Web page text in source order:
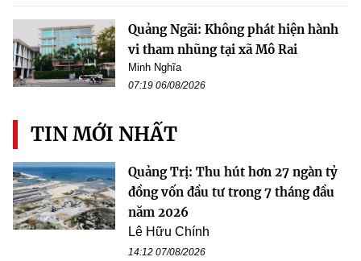
Quảng Ngãi: Không phát hiện hành
vi tham nhũng tại xã Mô Rai
Minh Nghĩa
07:19 06/08/2026
TIN MỚI NHẤT
Quảng Trị: Thu hút hơn 27 ngàn tỷ
đồng vốn đầu tư trong 7 tháng đầu
năm 2026
Lê Hữu Chính
14:12 07/08/2026